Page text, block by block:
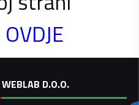
WEBLAB D.O.O.